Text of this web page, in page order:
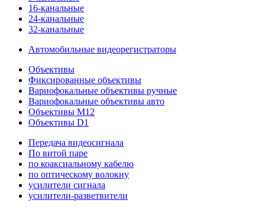
16-канальные
24-канальные
32-канальные
Автомобильные видеорегистраторы
Объективы
Фиксированные объективы
Вариофокальные объективы ручные
Вариофокальные объективы авто
Объективы M12
Объективы D1
Передача видеосигнала
По витой паре
по коаксиальному кабелю
по оптическому волокну
усилители сигнала
усилители-разветвители